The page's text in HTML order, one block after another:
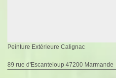
Peinture Extérieure Calignac
89 rue d'Escanteloup 47200 Marmande